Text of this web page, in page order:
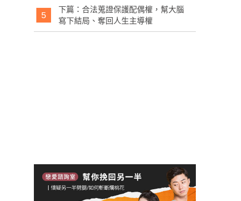
5
下篇：合法蒐證保護配偶權，幫大腦
寫下結局、奪回人生主導權